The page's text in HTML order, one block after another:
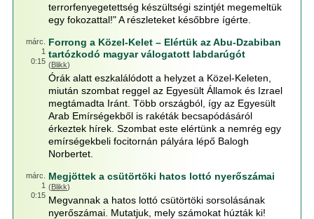
terrorfenyegetettség készültségi szintjét megemeltük
egy fokozattal!" A részleteket későbbre ígérte.
márc.
1
0:15
Forrong a Közel-Kelet – Elértük az Abu-Dzabiban
tartózkodó magyar válogatott labdarúgót
(Blikk)
Órák alatt eszkalálódott a helyzet a Közel-Keleten,
miután szombat reggel az Egyesült Államok és Izrael
megtámadta Iránt. Több országból, így az Egyesült
Arab Emírségekből is rakéták becsapódásáról
érkeztek hírek. Szombat este elértünk a nemrég egy
emírségekbeli focitornán pályára lépő Balogh
Norbertet.
márc.
1
0:15
Megjöttek a csütörtöki hatos lottó nyerőszámai
(Blikk)
Megvannak a hatos lottó csütörtöki sorsolásának
nyerőszámai. Mutatjuk, mely számokat húzták ki!